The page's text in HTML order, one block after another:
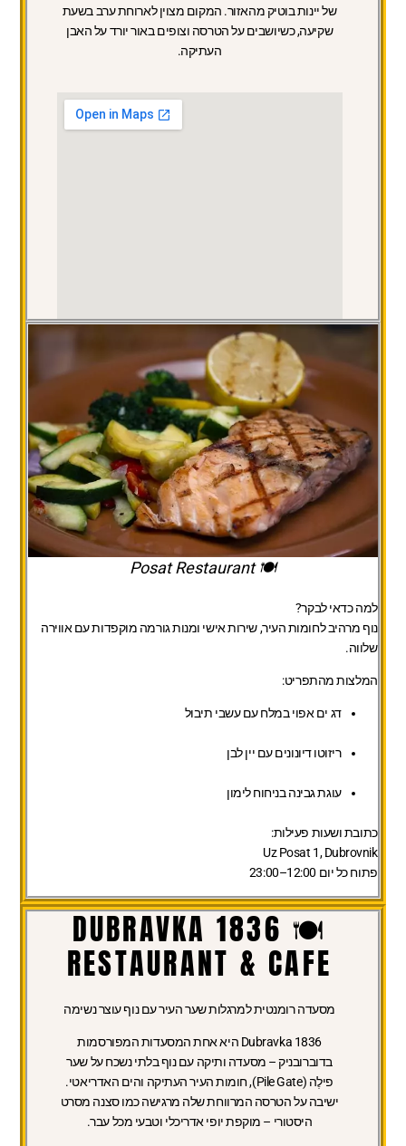
של יינות בוטיק מהאזור. המקום מצוין לארוחת ערב בשעת
שקיעה, כשיושבים על הטרסה וצופים באור יורד על האבן
העתיקה.
🍽️ Posat Restaurant
למה כדאי לבקר?
נוף מרהיב לחומות העיר, שירות אישי ומנות גורמה מוקפדות עם אווירה
שלווה.
המלצות מהתפריט:
דג ים אפוי במלח עם עשבי תיבול
ריזוטו דיונונים עם יין לבן
עוגת גבינה בניחוח לימון
כתובת ושעות פעילות:
Uz Posat 1, Dubrovnik
פתוח כל יום 12:00–23:00
🍽️ DUBRAVKA 1836
RESTAURANT & CAFE
מסעדה רומנטית למרגלות שער העיר עם נוף עוצר נשימה
Dubravka 1836 היא אחת המסעדות המפורסמות
בדוברובניק – מסעדה ותיקה עם נוף בלתי נשכח על שער
פילֶה (Pile Gate), חומות העיר העתיקה והים האדריאטי.
ישיבה על הטרסה המרווחת שלה מרגישה כמו סצנה מסרט
היסטורי – מוקפת יופי אדריכלי וטבעי מכל עבר.